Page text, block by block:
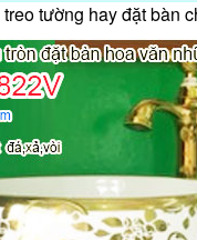
tường hay đặt bàn